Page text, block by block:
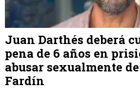
Juan Darthés deberá
pena de 6 años en
abusar sexualmente
Fardín